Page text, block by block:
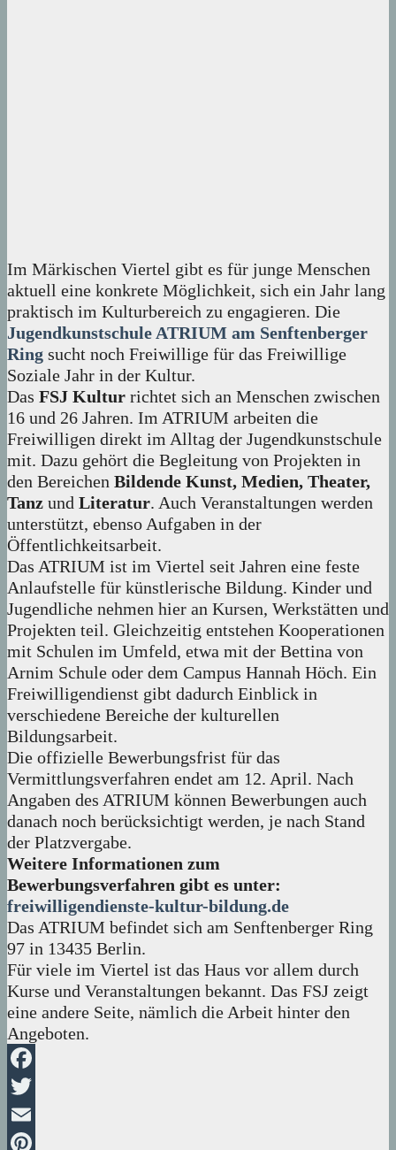
Im Märkischen Viertel gibt es für junge Menschen
aktuell eine konkrete Möglichkeit, sich ein Jahr lang
praktisch im Kulturbereich zu engagieren. Die
Jugendkunstschule ATRIUM am Senftenberger
Ring sucht noch Freiwillige für das Freiwillige
Soziale Jahr in der Kultur.
Das FSJ Kultur richtet sich an Menschen zwischen
16 und 26 Jahren. Im ATRIUM arbeiten die
Freiwilligen direkt im Alltag der Jugendkunstschule
mit. Dazu gehört die Begleitung von Projekten in
den Bereichen Bildende Kunst, Medien, Theater,
Tanz und Literatur. Auch Veranstaltungen werden
unterstützt, ebenso Aufgaben in der
Öffentlichkeitsarbeit.
Das ATRIUM ist im Viertel seit Jahren eine feste
Anlaufstelle für künstlerische Bildung. Kinder und
Jugendliche nehmen hier an Kursen, Werkstätten und
Projekten teil. Gleichzeitig entstehen Kooperationen
mit Schulen im Umfeld, etwa mit der Bettina von
Arnim Schule oder dem Campus Hannah Höch. Ein
Freiwilligendienst gibt dadurch Einblick in
verschiedene Bereiche der kulturellen
Bildungsarbeit.
Die offizielle Bewerbungsfrist für das
Vermittlungsverfahren endet am 12. April. Nach
Angaben des ATRIUM können Bewerbungen auch
danach noch berücksichtigt werden, je nach Stand
der Platzvergabe.
Weitere Informationen zum
Bewerbungsverfahren gibt es unter:
freiwilligendienste-kultur-bildung.de
Das ATRIUM befindet sich am Senftenberger Ring
97 in 13435 Berlin.
Für viele im Viertel ist das Haus vor allem durch
Kurse und Veranstaltungen bekannt. Das FSJ zeigt
eine andere Seite, nämlich die Arbeit hinter den
Angeboten.
Facebook
Twitter
Email